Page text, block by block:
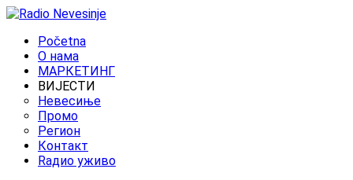
Početna
O нама
МАРКЕТИНГ
ВИЈЕСТИ
Невесиње
Промо
Регион
Контакт
Rадио уживо